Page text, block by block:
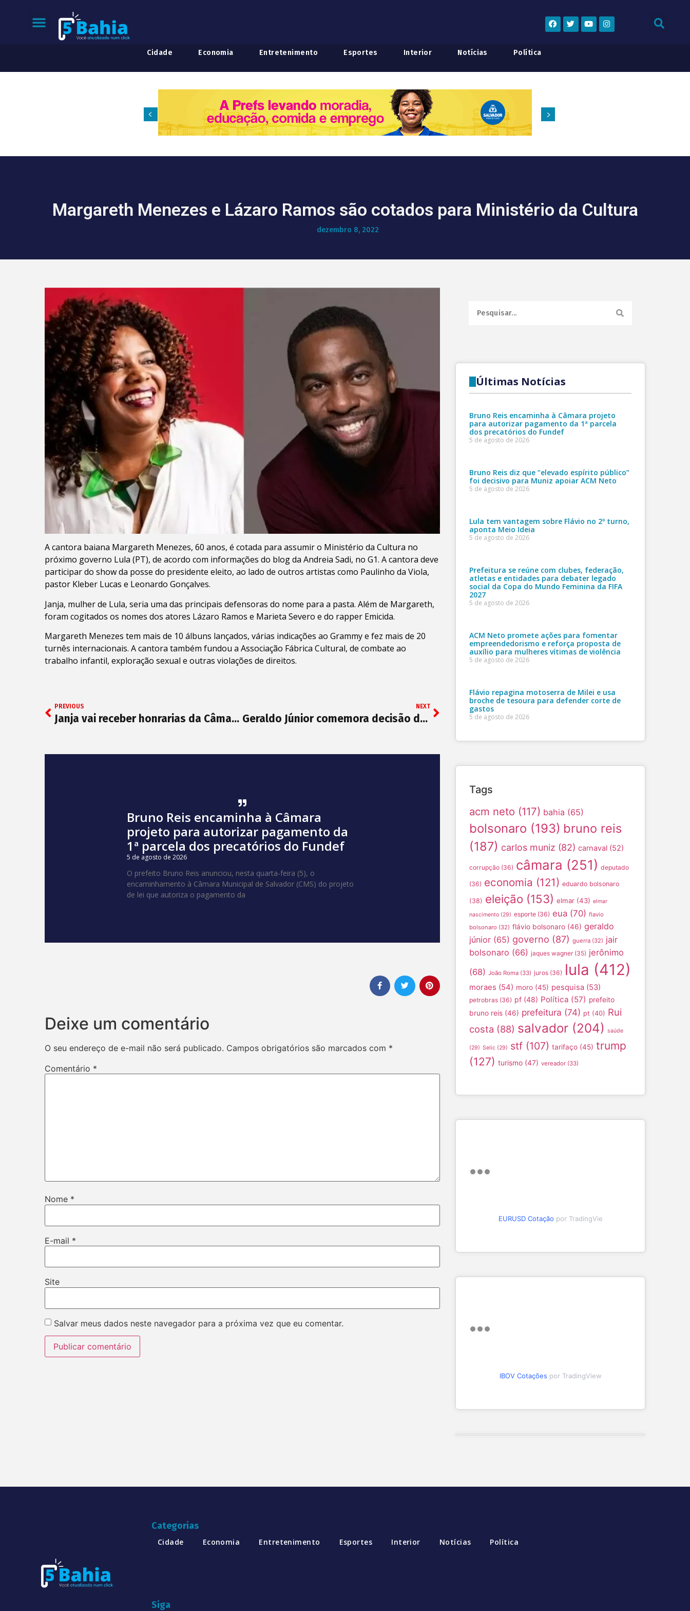
Cidade Economia Entretenimento Esportes Interior Notícias Política
Margareth Menezes e Lázaro Ramos são cotados para Ministério da Cultura
dezembro 8, 2022
A cantora baiana Margareth Menezes, 60 anos, é cotada para assumir o Ministério da Cultura no
próximo governo Lula (PT), de acordo com informações do blog da Andreia Sadi, no G1. A cantora deve
participar do show da posse do presidente eleito, ao lado de outros artistas como Paulinho da Viola,
pastor Kleber Lucas e Leonardo Gonçalves.
Janja, mulher de Lula, seria uma das principais defensoras do nome para a pasta. Além de Margareth,
foram cogitados os nomes dos atores Lázaro Ramos e Marieta Severo e do rapper Emicida.
Margareth Menezes tem mais de 10 álbuns lançados, várias indicações ao Grammy e fez mais de 20
turnês internacionais. A cantora também fundou a Associação Fábrica Cultural, de combate ao
trabalho infantil, exploração sexual e outras violações de direitos.
PREVIOUS
Janja vai receber honrarias da Câmara Municipal de Salvador
NEXT
Geraldo Júnior comemora decisão de Gilmar Mendes: “sempre confiamos no Poder Judiciário”
Bruno Reis encaminha à Câmara
projeto para autorizar pagamento da
1ª parcela dos precatórios do Fundef
5 de agosto de 2026
O prefeito Bruno Reis anunciou, nesta quarta-feira (5), o
encaminhamento à Câmara Municipal de Salvador (CMS) do projeto
de lei que autoriza o pagamento da
Deixe um comentário
O seu endereço de e-mail não será publicado. Campos obrigatórios são marcados com *
Comentário *
Nome *
E-mail *
Site
Salvar meus dados neste navegador para a próxima vez que eu comentar.
Últimas Notícias
Bruno Reis encaminha à Câmara projeto
para autorizar pagamento da 1ª parcela
dos precatórios do Fundef
5 de agosto de 2026
Bruno Reis diz que “elevado espírito público”
foi decisivo para Muniz apoiar ACM Neto
5 de agosto de 2026
Lula tem vantagem sobre Flávio no 2º turno,
aponta Meio Ideia
5 de agosto de 2026
Prefeitura se reúne com clubes, federação,
atletas e entidades para debater legado
social da Copa do Mundo Feminina da FIFA
2027
5 de agosto de 2026
ACM Neto promete ações para fomentar
empreendedorismo e reforça proposta de
auxílio para mulheres vítimas de violência
5 de agosto de 2026
Flávio repagina motoserra de Milei e usa
broche de tesoura para defender corte de
gastos
5 de agosto de 2026
Tags
acm neto (117) bahia (65)
bolsonaro (193) bruno reis
(187) carlos muniz (82) carnaval (52)
corrupção (36) câmara (251) deputado
(36) economia (121) eduardo bolsonaro
(38) eleição (153) elmar (43) elmar
nascimento (29) esporte (36) eua (70) flavio
bolsonaro (32) flávio bolsonaro (46) geraldo
júnior (65) governo (87) guerra (32) jair
bolsonaro (66) jaques wagner(35) jerônimo
(68) João Roma (33) juros (36) lula (412)
moraes (54) moro (45) pesquisa (53)
petrobras (36) pf (48) Política (57) prefeito
bruno reis (46) prefeitura (74) pt (40) Rui
costa (88) salvador (204) saúde
(29) Selic (29) stf (107) tarifaço (45) trump
(127) turismo (47) vereador (33)
EURUSD Cotação por TradingVie
IBOV Cotações por TradingView
Categorias
Cidade Economia Entretenimento Esportes Interior Notícias Política
Siga